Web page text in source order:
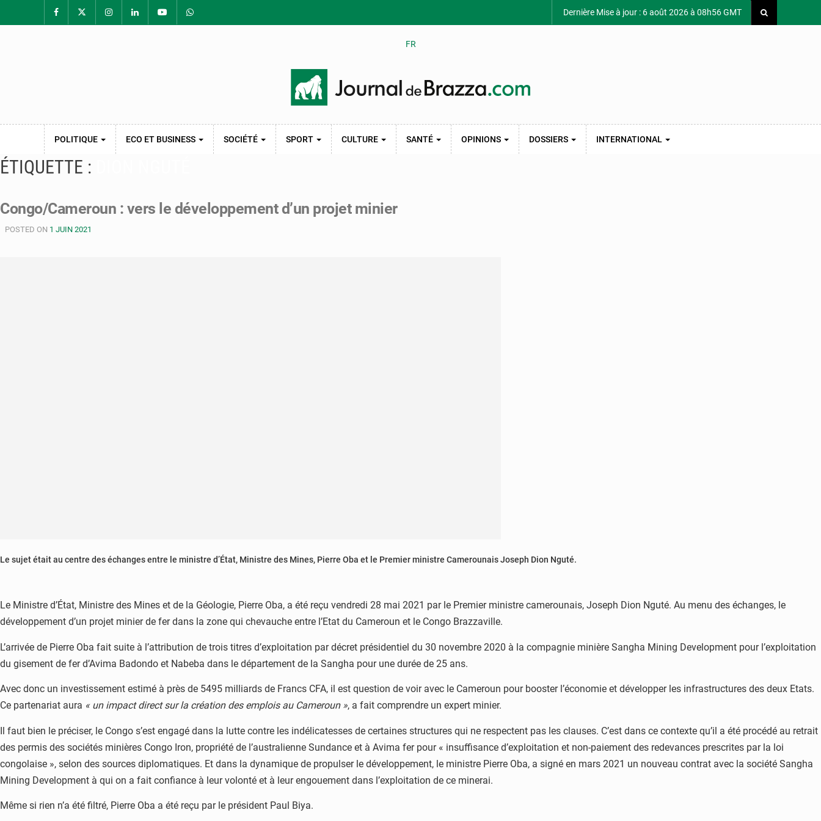
Dernière Mise à jour : 6 août 2026 à 08h56 GMT
FR
POLITIQUE ECO ET BUSINESS SOCIÉTÉ SPORT CULTURE SANTÉ OPINIONS DOSSIERS INTERNATIONAL
ÉTIQUETTE :
Congo/Cameroun : vers le développement d’un projet minier
POSTED ON 1 JUIN 2021
Le sujet était au centre des échanges entre le ministre d’État, Ministre des Mines, Pierre Oba et le Premier ministre Camerounais Joseph Dion Nguté.
Le Ministre d’État, Ministre des Mines et de la Géologie, Pierre Oba, a été reçu vendredi 28 mai 2021 par le Premier ministre camerounais, Joseph Dion Nguté. Au menu des échanges, le
développement d’un projet minier de fer dans la zone qui chevauche entre l’Etat du Cameroun et le Congo Brazzaville.
L’arrivée de Pierre Oba fait suite à l’attribution de trois titres d’exploitation par décret présidentiel du 30 novembre 2020 à la compagnie minière Sangha Mining Development pour l’exploitation
du gisement de fer d’Avima Badondo et Nabeba dans le département de la Sangha pour une durée de 25 ans.
Avec donc un investissement estimé à près de 5495 milliards de Francs CFA, il est question de voir avec le Cameroun pour booster l’économie et développer les infrastructures des deux Etats.
Ce partenariat aura « un impact direct sur la création des emplois au Cameroun », a fait comprendre un expert minier.
Il faut bien le préciser, le Congo s’est engagé dans la lutte contre les indélicatesses de certaines structures qui ne respectent pas les clauses. C’est dans ce contexte qu’il a été procédé au retrait
des permis des sociétés minières Congo Iron, propriété de l’australienne Sundance et à Avima fer pour « insuffisance d’exploitation et non-paiement des redevances prescrites par la loi
congolaise », selon des sources diplomatiques. Et dans la dynamique de propulser le développement, le ministre Pierre Oba, a signé en mars 2021 un nouveau contrat avec la société Sangha
Mining Development à qui on a fait confiance à leur volonté et à leur engouement dans l’exploitation de ce minerai.
Même si rien n’a été filtré, Pierre Oba a été reçu par le président Paul Biya.